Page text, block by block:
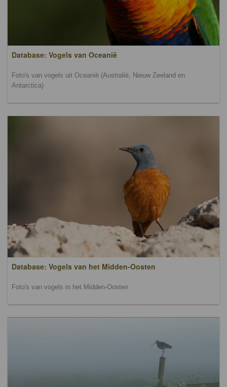
Database: Vogels van Oceanië
Foto's van vogels uit Oceanië (Australië, Nieuw Zeeland en
Antarctica)
Database: Vogels van het Midden-Oosten
Foto's van vogels in het Midden-Oosten